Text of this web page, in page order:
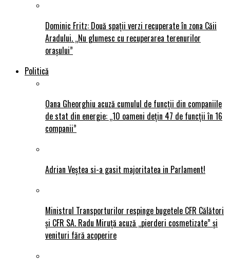
Dominic Fritz: Două spații verzi recuperate în zona Căii
Aradului. „Nu glumesc cu recuperarea terenurilor
orașului”
Politică
Oana Gheorghiu acuză cumulul de funcții din companiile
de stat din energie: „10 oameni dețin 47 de funcții în 16
companii”
Adrian Veștea si-a gasit majoritatea in Parlament!
Ministrul Transporturilor respinge bugetele CFR Călători
și CFR SA. Radu Miruță acuză „pierderi cosmetizate” și
venituri fără acoperire